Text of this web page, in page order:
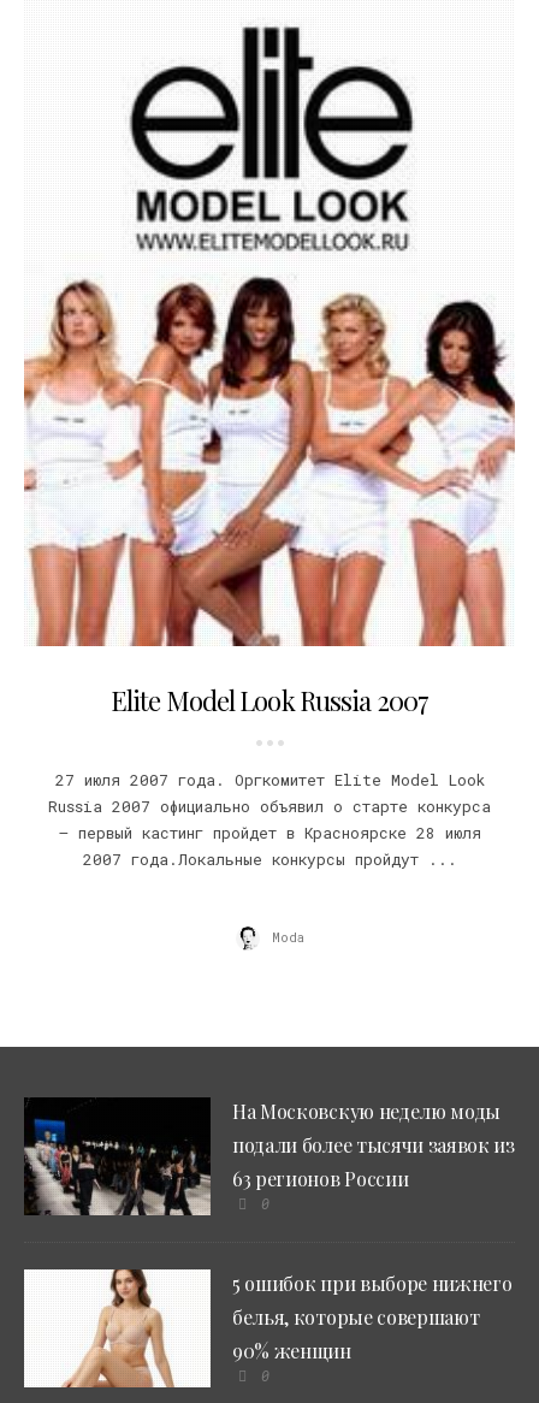
Elite Model Look Russia 2007
27 июля 2007 года. Оргкомитет Elite Model Look
Russia 2007 официально объявил о старте конкурса
– первый кастинг пройдет в Красноярске 28 июля
2007 года.Локальные конкурсы пройдут ...
Moda
На Московскую неделю моды
подали более тысячи заявок из
63 регионов России
0
5 ошибок при выборе нижнего
белья, которые совершают
90% женщин
0